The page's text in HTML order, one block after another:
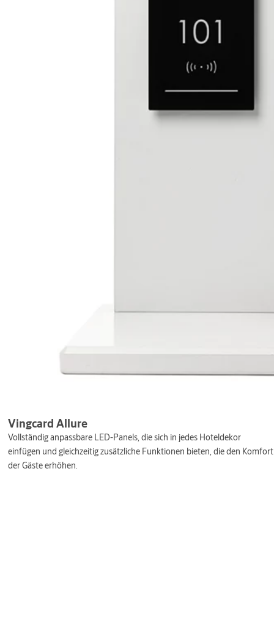
Vingcard Allure
Vollständig anpassbare LED-Panels, die sich in jedes Hoteldekor
einfügen und gleichzeitig zusätzliche Funktionen bieten, die den Komfort
der Gäste erhöhen.